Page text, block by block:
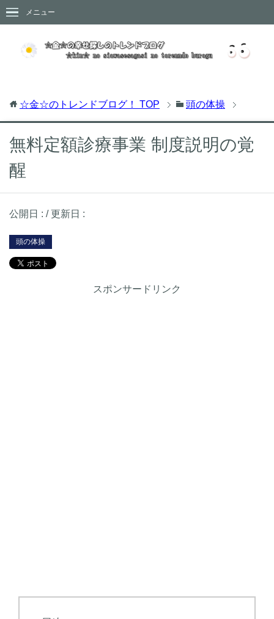
メニュー
☆金☆のトレンドブログ！ TOP 頭の体操
無料定額診療事業 制度説明の覚
醒
公開日 : / 更新日 :
頭の体操
スポンサードリンク